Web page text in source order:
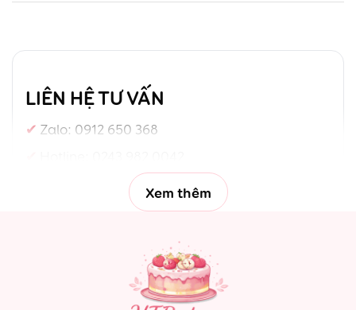
LIÊN HỆ TƯ VẤN
Zalo: 0912 650 368
Xem thêm